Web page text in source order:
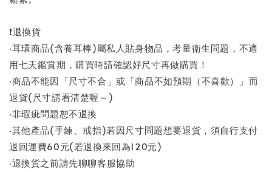
❗退換貨
‧耳環商品(含養耳棒)屬私人貼身物品，考量衛生問題，不適
用七天鑑賞期，購買時請確認好尺寸再做購買！
‧商品不能因「尺寸不合」或「商品不如預期（不喜歡）」而
退貨(尺寸請看清楚喔～)
‧非瑕疵問題恕不退換
‧其他產品(手鍊、戒指)若因尺寸問題想要退貨，須自行支付
退回運費60元(若退換來回為120元)
‧退換貨之前請先聊聊客服協助